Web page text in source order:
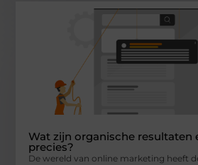
Wat zijn organische resultaten
precies?
De wereld van online marketing heeft